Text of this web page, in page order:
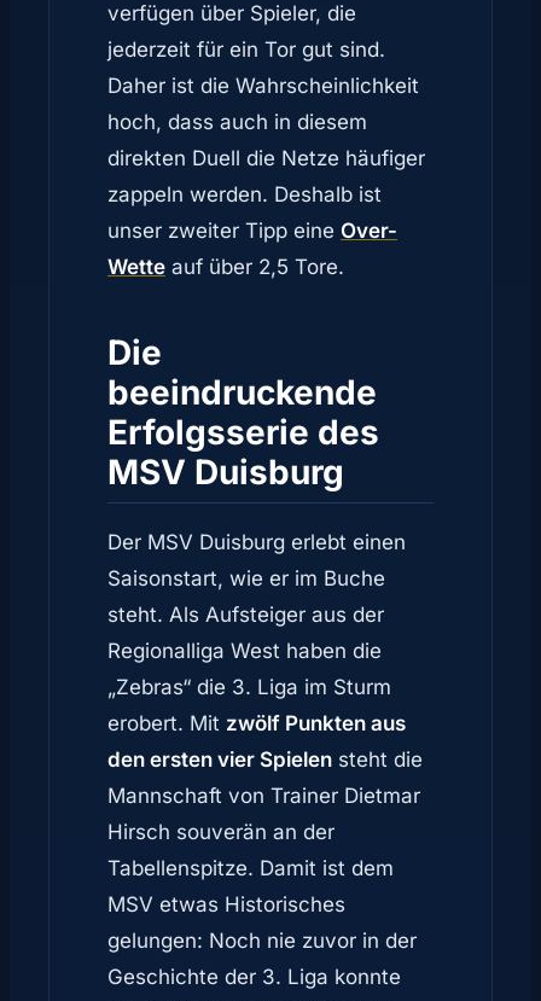
verfügen über Spieler, die
jederzeit für ein Tor gut sind.
Daher ist die Wahrscheinlichkeit
hoch, dass auch in diesem
direkten Duell die Netze häufiger
zappeln werden. Deshalb ist
unser zweiter Tipp eine Over-
Wette auf über 2,5 Tore.
Die
beeindruckende
Erfolgsserie des
MSV Duisburg
Der MSV Duisburg erlebt einen
Saisonstart, wie er im Buche
steht. Als Aufsteiger aus der
Regionalliga West haben die
„Zebras“ die 3. Liga im Sturm
erobert. Mit zwölf Punkten aus
den ersten vier Spielen steht die
Mannschaft von Trainer Dietmar
Hirsch souverän an der
Tabellenspitze. Damit ist dem
MSV etwas Historisches
gelungen: Noch nie zuvor in der
Geschichte der 3. Liga konnte